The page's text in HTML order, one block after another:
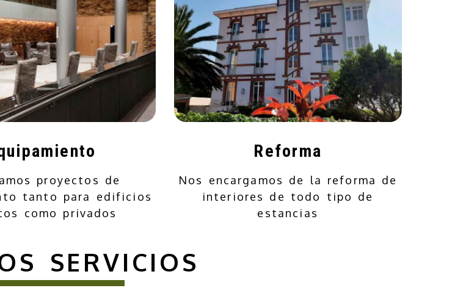
proyectos de
tanto para edificios
como privados
Reforma
Nos encargamos de la reforma de
interiores de todo tipo de
estancias
SERVICIOS